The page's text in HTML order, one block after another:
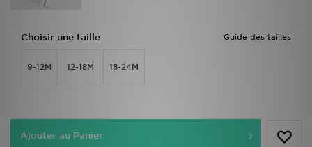
Guide des tailles
Choisir une taille
9-12M 12-18M 18-24M
Ajouter au Panier